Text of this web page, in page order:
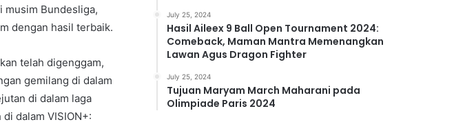
musim Bundesliga,
dengan hasil terbaik.
telah digenggam,
gemilang di dalam
di dalam laga
dalam VISION+:
July 25, 2024
Hasil Aileex 9 Ball Open Tournament 2024:
Comeback, Maman Mantra Memenangkan
Lawan Agus Dragon Fighter
July 25, 2024
Tujuan Maryam March Maharani pada
Olimpiade Paris 2024